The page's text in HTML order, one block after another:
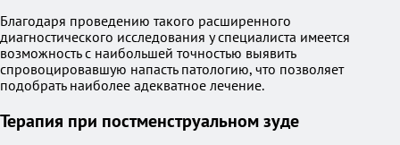
Благодаря проведению такого расширенного
диагностического исследования у специалиста имеется
возможность с наибольшей точностью выявить
спровоцировавшую напасть патологию, что позволяет
подобрать наиболее адекватное лечение.
Терапия при постменструальном зуде